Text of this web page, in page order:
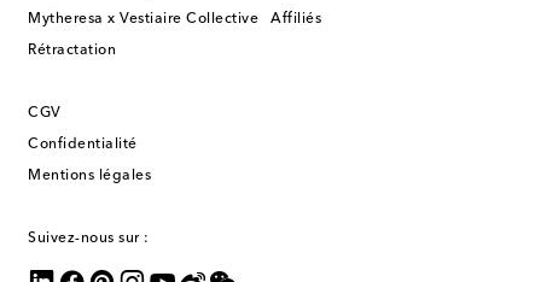
Mytheresa x Vestiaire Collective
Rétractation
Affiliés
CGV
Confidentialité
Mentions légales
Suivez-nous sur :